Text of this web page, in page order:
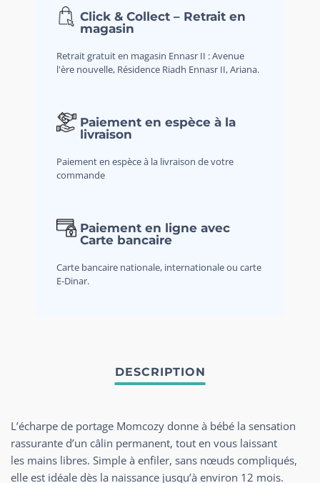
Click & Collect – Retrait en
magasin
Retrait gratuit en magasin Ennasr II : Avenue
l'ère nouvelle, Résidence Riadh Ennasr II, Ariana.
Paiement en espèce à la
livraison
Paiement en espèce à la livraison de votre
commande
Paiement en ligne avec
Carte bancaire
Carte bancaire nationale, internationale ou carte
E-Dinar.
L’écharpe de portage Momcozy donne à bébé la sensation
rassurante d’un câlin permanent, tout en vous laissant
les mains libres. Simple à enfiler, sans nœuds compliqués,
elle est idéale dès la naissance jusqu’à environ 12 mois.